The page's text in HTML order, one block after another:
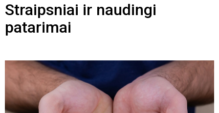
Straipsniai ir naudingi
patarimai